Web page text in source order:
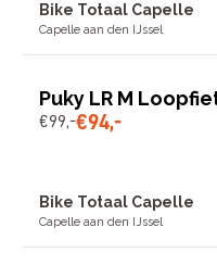
Bike Totaal Capelle
Capelle aan den IJssel
Puky LR M
€99,-€94,-
Bike Totaal Capelle
Capelle aan den IJssel